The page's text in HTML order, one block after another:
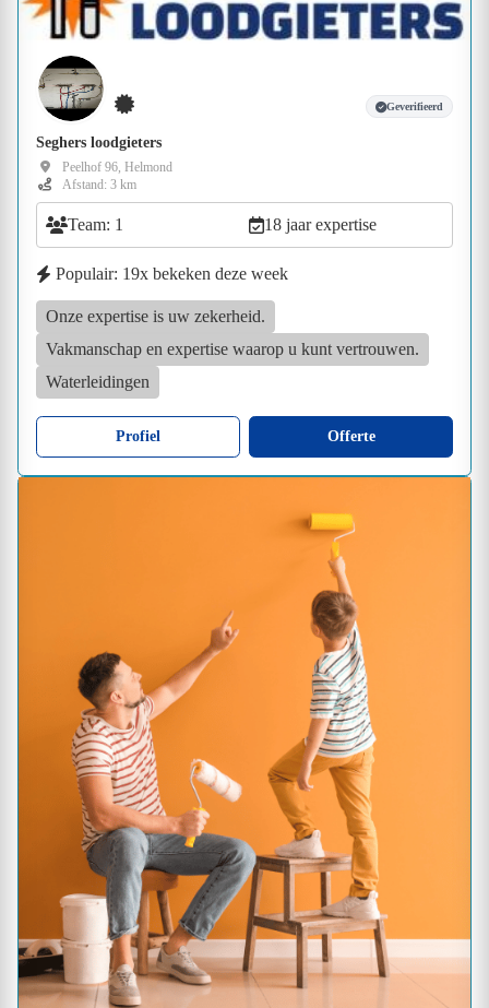
Geverifieerd
Seghers loodgieters
Peelhof 96, Helmond
Afstand: 3 km
Team: 1 18 jaar expertise
Populair: 19x bekeken deze week
Onze expertise is uw zekerheid.
Vakmanschap en expertise waarop u kunt vertrouwen.
Waterleidingen
Profiel Offerte